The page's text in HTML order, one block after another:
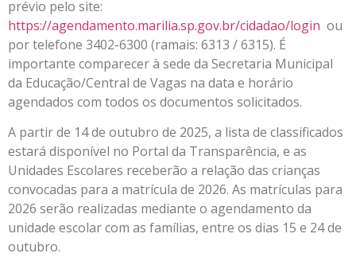
prévio pelo site:
https://agendamento.marilia.sp.gov.br/cidadao/login ou
por telefone 3402-6300 (ramais: 6313 / 6315). É
importante comparecer à sede da Secretaria Municipal
da Educação/Central de Vagas na data e horário
agendados com todos os documentos solicitados.
A partir de 14 de outubro de 2025, a lista de classificados
estará disponível no Portal da Transparência, e as
Unidades Escolares receberão a relação das crianças
convocadas para a matrícula de 2026. As matrículas para
2026 serão realizadas mediante o agendamento da
unidade escolar com as famílias, entre os dias 15 e 24 de
outubro.